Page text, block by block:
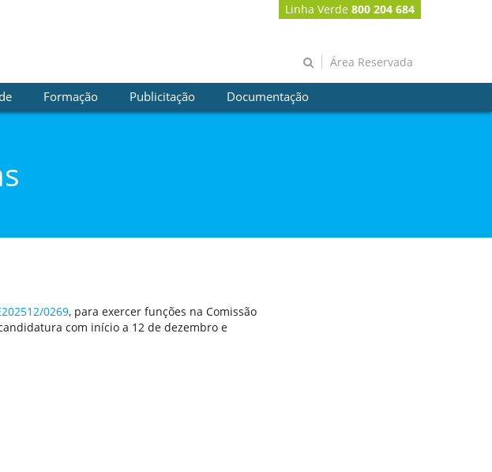
Linha Verde 800 204 684
Área Reservada
Formação Publicitação Documentação
0269, para exercer funções na Comissão
com início a 12 de dezembro e